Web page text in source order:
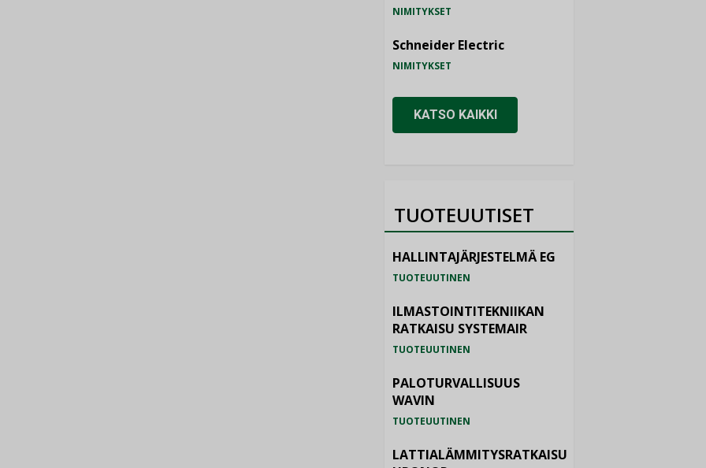
NIMITYKSET
Schneider Electric
NIMITYKSET
KATSO KAIKKI
TUOTEUUTISET
HALLINTAJÄRJESTELMÄ EG
TUOTEUUTINEN
ILMASTOINTITEKNIIKAN
RATKAISU SYSTEMAIR
TUOTEUUTINEN
PALOTURVALLISUUS
WAVIN
TUOTEUUTINEN
LATTIALÄMMITYSRATKAISU